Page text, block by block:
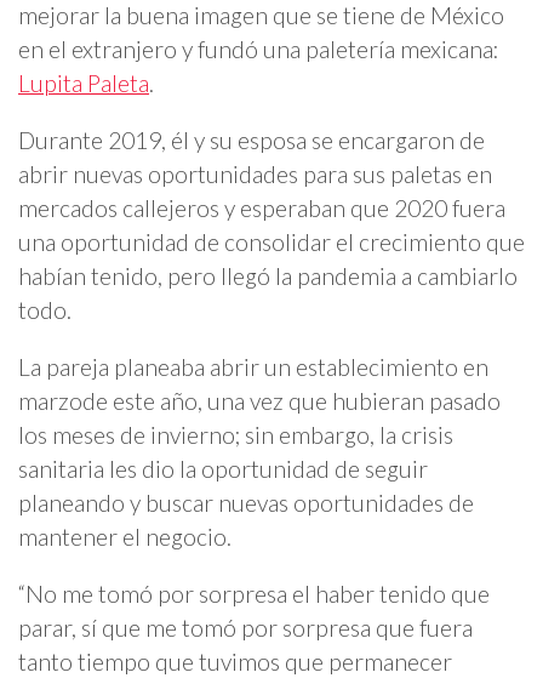
mejorar la buena imagen que se tiene de México
en el extranjero y fundó una paletería mexicana:
Lupita Paleta.
Durante 2019, él y su esposa se encargaron de
abrir nuevas oportunidades para sus paletas en
mercados callejeros y esperaban que 2020 fuera
una oportunidad de consolidar el crecimiento que
habían tenido, pero llegó la pandemia a cambiarlo
todo.
La pareja planeaba abrir un establecimiento en
marzode este año, una vez que hubieran pasado
los meses de invierno; sin embargo, la crisis
sanitaria les dio la oportunidad de seguir
planeando y buscar nuevas oportunidades de
mantener el negocio.
“No me tomó por sorpresa el haber tenido que
parar, sí que me tomó por sorpresa que fuera
tanto tiempo que tuvimos que permanecer